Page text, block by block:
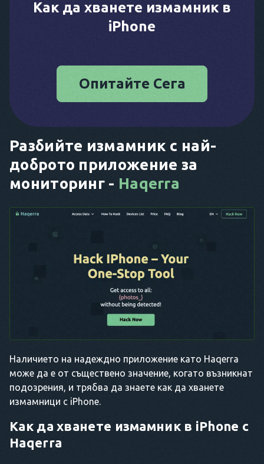
Как да хванете измамник в
iPhone
Опитайте Сега
Разбийте измамник с най-
доброто приложение за
мониторинг - Haqerra
Наличието на надеждно приложение като Haqerra
може да е от съществено значение, когато възникнат
подозрения, и трябва да знаете как да хванете
измамници с iPhone.
Как да хванете измамник в iPhone с
Haqerra